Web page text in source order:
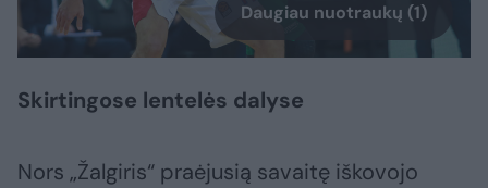
Daugiau nuotraukų (1)
Skirtingose lentelės dalyse
Nors „Žalgiris“ praėjusią savaitę iškovojo